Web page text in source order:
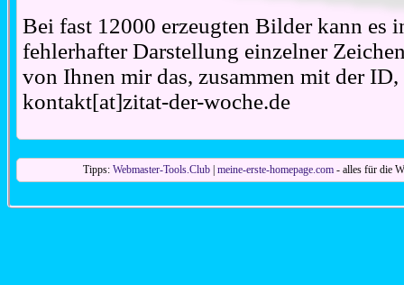
Bei fast 12000 erzeugten Bilder kann es
fehlerhafter Darstellung einzelner
von Ihnen mir das, zusammen mit der
kontakt[at]zitat-der-woche.de
Tipps: Webmaster-Tools.Club| meine-erste-homepage.com- alles für die